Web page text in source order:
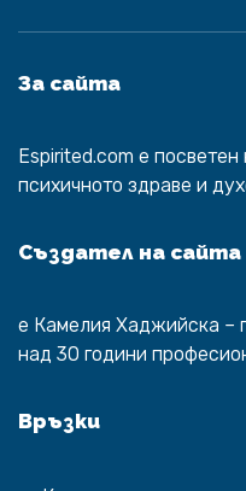
За сайта
Espirited.com e
психичното здраве и
Създател на сайта
е Камелия Хаджийска –
над 30 години
Връзки